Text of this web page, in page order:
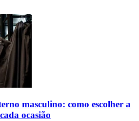
masculino: como escolher a
ocasião